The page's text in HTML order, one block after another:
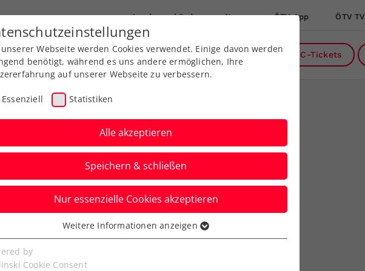
Landesverbände News ÖTV App ÖTV TV
Ausbildung Services Über uns DC-Tickets
im Rollstuhltennis
in Schwaz die besten Rollstuhltennisspieler
Webseite werden Cookies verwendet. Einige davon werden
benötigt, während es uns andere ermöglichen, Ihre
auf unserer Webseite zu verbessern.
Essenziell Statistiken
Alle akzeptieren
Speichern & schließen
Nur essenzielle Cookies akzeptieren
Cookies werden für grundlegende Funktionen der
benötigt. Dadurch ist gewährleistet, dass die Webseite
Weitere Informationen anzeigen
by
Cookie Consent